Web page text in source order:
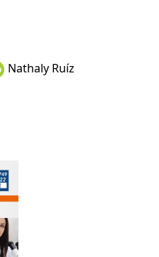
Nathaly Ruíz